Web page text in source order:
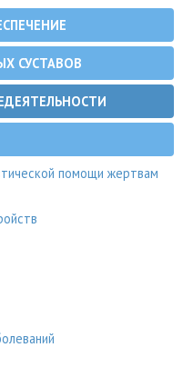
СУСТАВОВ
помощи жертвам